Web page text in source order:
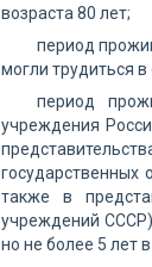
возраста 80 лет;
период
могли трудиться
период
учреждения
государственных
также в
учреждений
но не более 5 лет